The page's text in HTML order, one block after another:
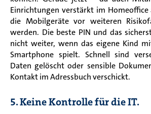
Einrichtungen verstärkt im Homeoffice
die Mobilgeräte vor weiteren
werden. Die beste PIN und das
nicht weiter, wenn das eigene Kind
Smartphone spielt. Schnell sind
Daten gelöscht oder sensible
Kontakt im Adressbuch verschickt.
5. Keine Kontrolle für die IT.